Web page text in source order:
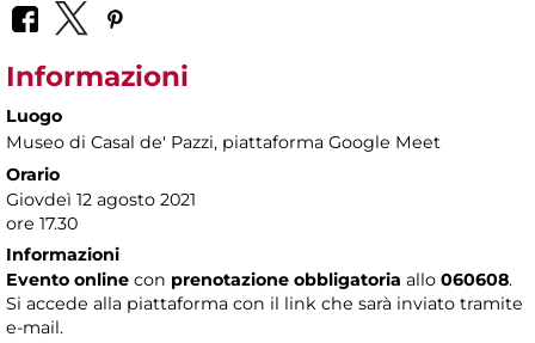
Informazioni
Luogo
Museo di Casal de' Pazzi, piattaforma Google Meet
Orario
Giovdeì 12 agosto 2021
ore 17.30
Informazioni
Evento online con prenotazione obbligatoria allo 060608.
Si accede alla piattaforma con il link che sarà inviato tramite
e-mail.